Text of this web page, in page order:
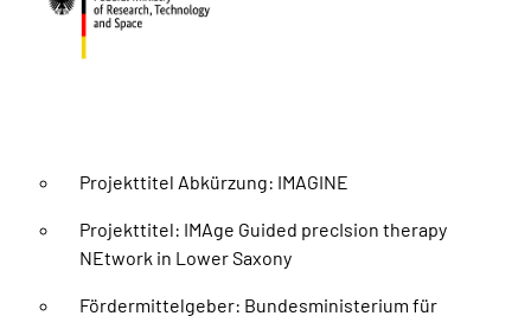
Projekttitel Abkürzung: IMAGINE
Projekttitel: IMAge Guided precIsion therapy
NEtwork in Lower Saxony
Fördermittelgeber: Bundesministerium für